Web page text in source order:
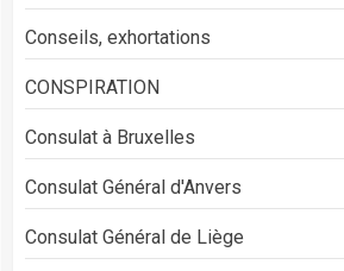
Conseils, exhortations
CONSPIRATION
Consulat à Bruxelles
Consulat Général d'Anvers
Consulat Général de Liège